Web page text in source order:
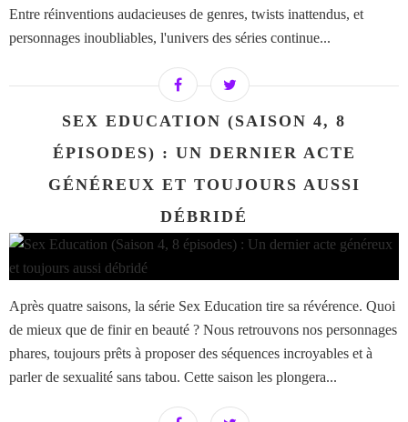
Entre réinventions audacieuses de genres, twists inattendus, et
personnages inoubliables, l'univers des séries continue...
SEX EDUCATION (SAISON 4, 8
ÉPISODES) : UN DERNIER ACTE
GÉNÉREUX ET TOUJOURS AUSSI
DÉBRIDÉ
Après quatre saisons, la série Sex Education tire sa révérence. Quoi
de mieux que de finir en beauté ? Nous retrouvons nos personnages
phares, toujours prêts à proposer des séquences incroyables et à
parler de sexualité sans tabou. Cette saison les plongera...